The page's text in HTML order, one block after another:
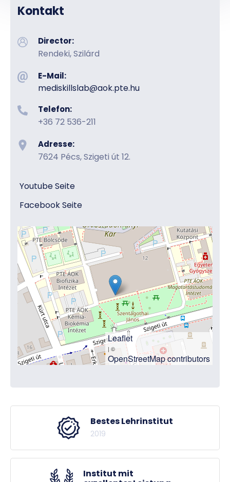
Kontakt
Director:
Rendeki, Szilárd
E-Mail:
mediskillslab@aok.pte.hu
Telefon:
+36 72 536-211
Adresse:
7624 Pécs, Szigeti út 12.
Youtube Seite
Facebook Seite
Leaflet
| ©
OpenStreetMap contributors
Bestes Lehrinstitut
2019
Institut mit